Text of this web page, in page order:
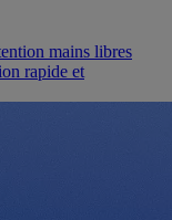
mains libres
rapide et